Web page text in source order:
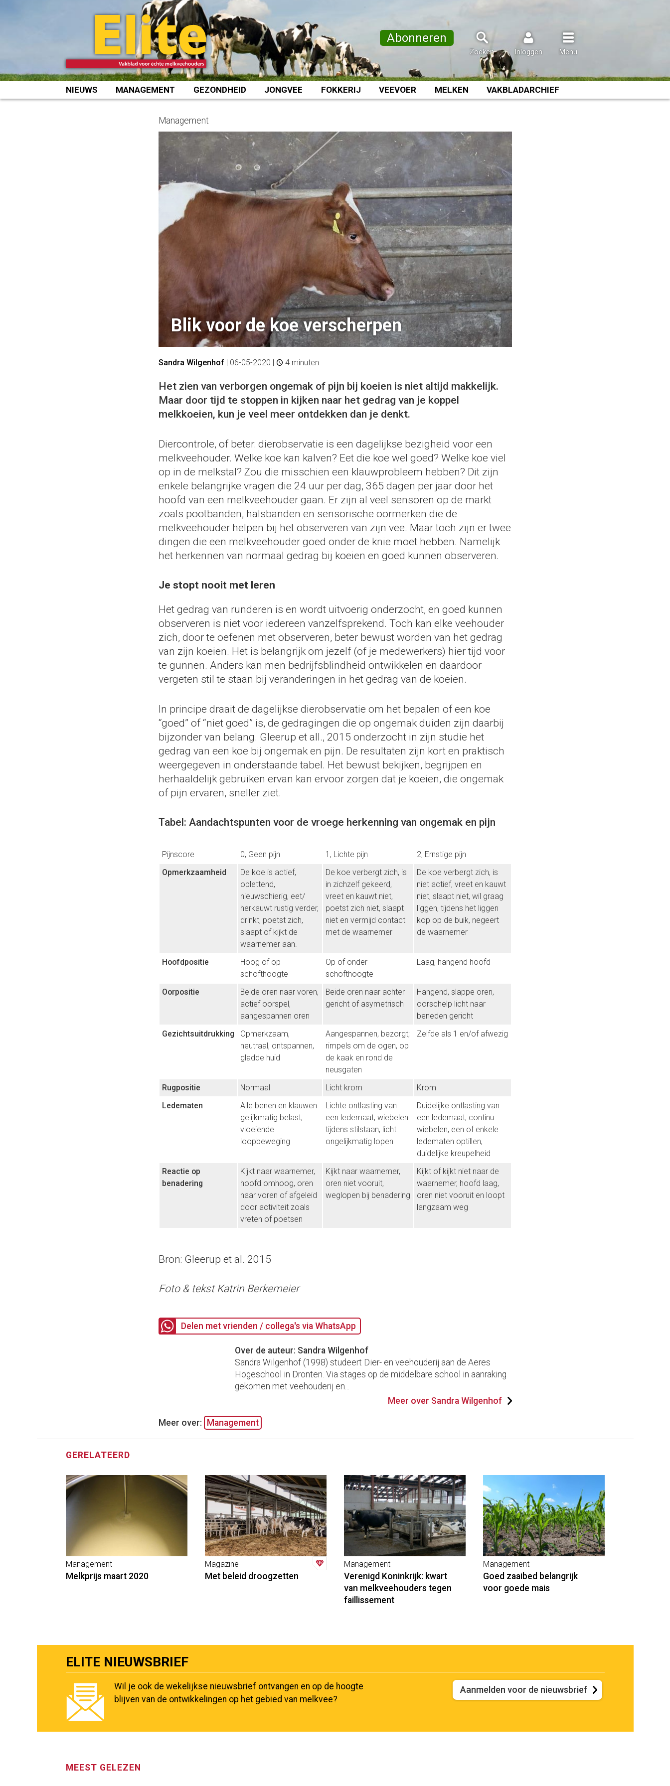
Abonneren
Zoeken Inloggen Menu
NIEUWS MANAGEMENT GEZONDHEID JONGVEE FOKKERIJ VEEVOER MELKEN VAKBLADARCHIEF
Management
Blik voor de koe verscherpen
Sandra Wilgenhof | 06-05-2020 | 4 minuten
Het zien van verborgen ongemak of pijn bij koeien is niet altijd makkelijk.
Maar door tijd te stoppen in kijken naar het gedrag van je koppel
melkkoeien, kun je veel meer ontdekken dan je denkt.
Diercontrole, of beter: dierobservatie is een dagelijkse bezigheid voor een
melkveehouder. Welke koe kan kalven? Eet die koe wel goed? Welke koe viel
op in de melkstal? Zou die misschien een klauwprobleem hebben? Dit zijn
enkele belangrijke vragen die 24 uur per dag, 365 dagen per jaar door het
hoofd van een melkveehouder gaan. Er zijn al veel sensoren op de markt
zoals pootbanden, halsbanden en sensorische oormerken die de
melkveehouder helpen bij het observeren van zijn vee. Maar toch zijn er twee
dingen die een melkveehouder goed onder de knie moet hebben. Namelijk
het herkennen van normaal gedrag bij koeien en goed kunnen observeren.
Je stopt nooit met leren
Het gedrag van runderen is en wordt uitvoerig onderzocht, en goed kunnen
observeren is niet voor iedereen vanzelfsprekend. Toch kan elke veehouder
zich, door te oefenen met observeren, beter bewust worden van het gedrag
van zijn koeien. Het is belangrijk om jezelf (of je medewerkers) hier tijd voor
te gunnen. Anders kan men bedrijfsblindheid ontwikkelen en daardoor
vergeten stil te staan bij veranderingen in het gedrag van de koeien.
In principe draait de dagelijkse dierobservatie om het bepalen of een koe
“goed” of “niet goed” is, de gedragingen die op ongemak duiden zijn daarbij
bijzonder van belang. Gleerup et all., 2015 onderzocht in zijn studie het
gedrag van een koe bij ongemak en pijn. De resultaten zijn kort en praktisch
weergegeven in onderstaande tabel. Het bewust bekijken, begrijpen en
herhaaldelijk gebruiken ervan kan ervoor zorgen dat je koeien, die ongemak
of pijn ervaren, sneller ziet.
Tabel: Aandachtspunten voor de vroege herkenning van ongemak en pijn
Pijnscore 0, Geen pijn 1, Lichte pijn
2, Ernstige pijn
Opmerkzaamheid
De koe is actief,
oplettend,
nieuwschierig, eet/
herkauwt rustig verder,
drinkt, poetst zich,
slaapt of kijkt de
waarnemer aan.
De koe verbergt zich, is
in zichzelf gekeerd,
vreet en kauwt niet,
poetst zich niet, slaapt
niet en vermijd contact
met de waarnemer
De koe verbergt zich, is
niet actief, vreet en kauwt
niet, slaapt niet, wil graag
liggen, tijdens het liggen
kop op de buik, negeert
de waarnemer
Hoofdpositie
Hoog of op
schofthoogte
Op of onder
schofthoogte
Laag, hangend hoofd
Oorpositie
Beide oren naar voren,
actief oorspel,
aangespannen oren
Beide oren naar achter
gericht of asymetrisch
Hangend, slappe oren,
oorschelp licht naar
beneden gericht
Gezichtsuitdrukking
Opmerkzaam,
neutraal, ontspannen,
gladde huid
Aangespannen, bezorgt;
rimpels om de ogen, op
de kaak en rond de
neusgaten
Zelfde als 1 en/of afwezig
Rugpositie Normaal Licht krom
Krom
Ledematen
Alle benen en klauwen
gelijkmatig belast,
vloeiende
loopbeweging
Lichte ontlasting van
een ledemaat, wiebelen
tijdens stilstaan, licht
ongelijkmatig lopen
Duidelijke ontlasting van
een ledemaat, continu
wiebelen, een of enkele
ledematen optillen,
duidelijke kreupelheid
Reactie op
benadering
Kijkt naar waarnemer,
hoofd omhoog, oren
naar voren of afgeleid
door activiteit zoals
vreten of poetsen
Kijkt naar waarnemer,
oren niet vooruit,
weglopen bij benadering
Kijkt of kijkt niet naar de
waarnemer, hoofd laag,
oren niet vooruit en loopt
langzaam weg
Bron: Gleerup et al. 2015
Foto & tekst Katrin Berkemeier
Delen met vrienden / collega's via WhatsApp
Over de auteur: Sandra Wilgenhof
Sandra Wilgenhof (1998) studeert Dier- en veehouderij aan de Aeres
Hogeschool in Dronten. Via stages op de middelbare school in aanraking
gekomen met veehouderij en...
Meer over Sandra Wilgenhof
Meer over: Management
GERELATEERD
Management
Melkprijs maart 2020
Magazine
Met beleid droogzetten
Management
Verenigd Koninkrijk: kwart
van melkveehouders tegen
faillissement
Management
Goed zaaibed belangrijk
voor goede mais
ELITE NIEUWSBRIEF
Wil je ook de wekelijkse nieuwsbrief ontvangen en op de hoogte
blijven van de ontwikkelingen op het gebied van melkvee?
Aanmelden voor de nieuwsbrief
MEEST GELEZEN